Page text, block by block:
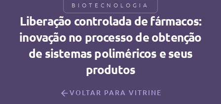
BIOTECNOLOGIA
Liberação controlada de fármacos:
inovação no processo de obtenção
de sistemas poliméricos e seus
produtos
VOLTAR PARA VITRINE